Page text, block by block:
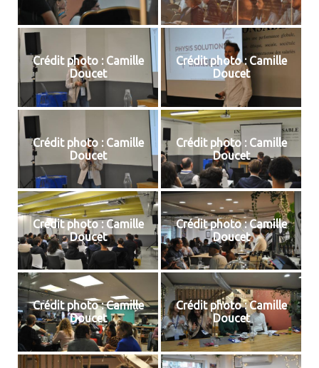
Crédit photo : Camille
Doucet
Crédit photo : Camille
Doucet
Crédit photo : Camille
Doucet
Crédit photo : Camille
Doucet
Crédit photo : Camille
Doucet
Crédit photo : Camille
Doucet
Crédit photo : Camille
Doucet
Crédit photo : Camille
Doucet